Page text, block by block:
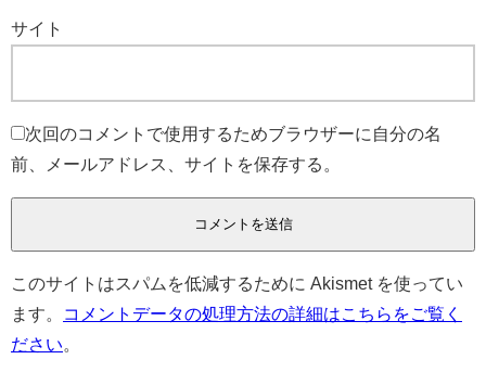
サイト
次回のコメントで使用するためブラウザーに自分の名
前、メールアドレス、サイトを保存する。
このサイトはスパムを低減するために Akismet を使ってい
ます。
コメントデータの処理方法の詳細はこちらをご覧く
ださい。